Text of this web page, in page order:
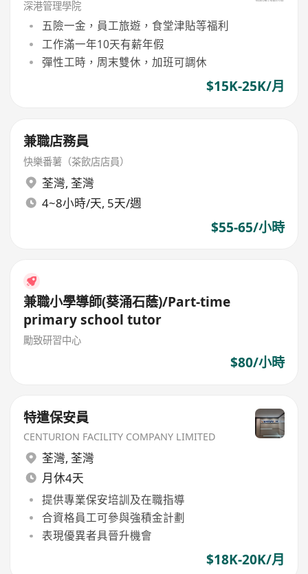
深港管理學院
五險一金，員工旅遊，食堂津貼等福利
工作滿一年10天有薪年假
彈性工時，周末雙休，加班可調休
$15K-25K/月
兼職店務員
快樂番薯（茶飲店店員）
荃灣, 荃灣
4~8小時/天, 5天/週
$55-65/小時
兼職小學導師(葵涌石蔭)/Part-time
primary school tutor
勵致研習中心
$80/小時
特遣保安員
CENTURION FACILITY COMPANY LIMITED
荃灣, 荃灣
月休4天
提供專業保安培訓及在職指導
合資格員工可參與強積金計劃
表現優異者具晉升機會
$18K-20K/月